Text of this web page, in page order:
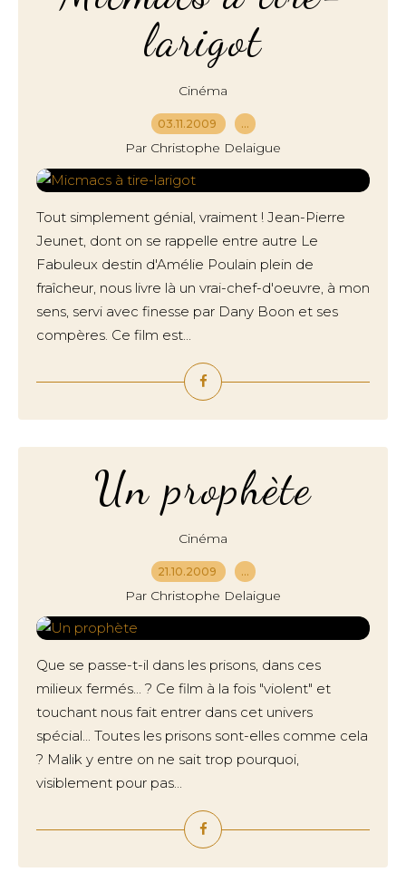
larigot
Cinéma
03.11.2009 …
Par Christophe Delaigue
Tout simplement génial, vraiment ! Jean-Pierre
Jeunet, dont on se rappelle entre autre Le
Fabuleux destin d'Amélie Poulain plein de
fraîcheur, nous livre là un vrai-chef-d'oeuvre, à mon
sens, servi avec finesse par Dany Boon et ses
compères. Ce film est...
Un prophète
Cinéma
21.10.2009 …
Par Christophe Delaigue
Que se passe-t-il dans les prisons, dans ces
milieux fermés... ? Ce film à la fois "violent" et
touchant nous fait entrer dans cet univers
spécial... Toutes les prisons sont-elles comme cela
? Malik y entre on ne sait trop pourquoi,
visiblement pour pas...